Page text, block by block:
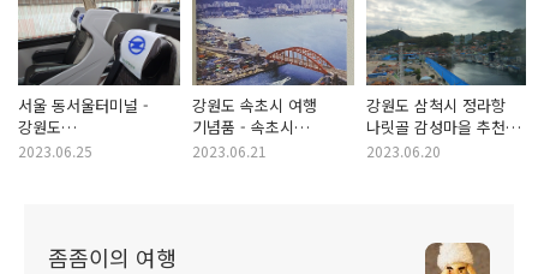
서울 동서울터미널 -
강원도
속초시외버스터미널
2023.06.25
강원도 속초시 여행
기념품 - 속초시
시정소식지 속초홀릭
2023.06.21
강원도 삼척시 정라항
나릿골 감성마을 추천
여행지 삼척항 지진해일
2023.06.20
좀좀이의 여행